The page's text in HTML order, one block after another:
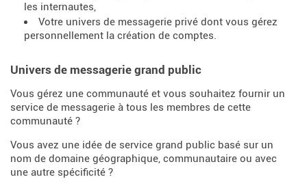
les internautes,
Votre univers de messagerie privé dont vous gérez
personnellement la création de comptes.
Univers de messagerie grand public
Vous gérez une communauté et vous souhaitez fournir un
service de messagerie à tous les membres de cette
communauté ?
Vous avez une idée de service grand public basé sur un
nom de domaine géographique, communautaire ou avec
une autre spécificité ?